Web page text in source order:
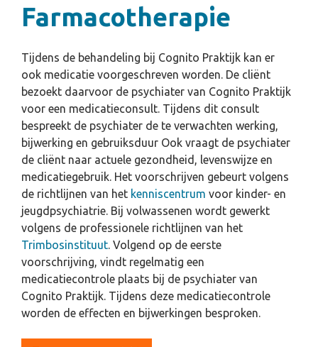
Farmacotherapie
Tijdens de behandeling bij Cognito Praktijk kan er
ook medicatie voorgeschreven worden. De cliënt
bezoekt daarvoor de psychiater van Cognito Praktijk
voor een medicatieconsult. Tijdens dit consult
bespreekt de psychiater de te verwachten werking,
bijwerking en gebruiksduur Ook vraagt de psychiater
de cliënt naar actuele gezondheid, levenswijze en
medicatiegebruik. Het voorschrijven gebeurt volgens
de richtlijnen van het kenniscentrum voor kinder- en
jeugdpsychiatrie. Bij volwassenen wordt gewerkt
volgens de professionele richtlijnen van het
Trimbosinstituut. Volgend op de eerste
voorschrijving, vindt regelmatig een
medicatiecontrole plaats bij de psychiater van
Cognito Praktijk. Tijdens deze medicatiecontrole
worden de effecten en bijwerkingen besproken.